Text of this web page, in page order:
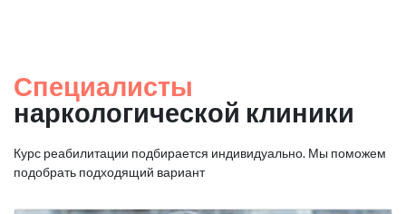
Специалисты
наркологической клиники
Курс реабилитации подбирается индивидуально. Мы поможем
подобрать подходящий вариант